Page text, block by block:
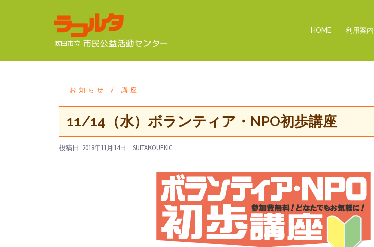
ツ
HOME 利用案内
お知らせ 講座
11/14（水）ボランティア・NPO初歩講座
投稿日: 2018年11月14日 SUITAKOUEKIC